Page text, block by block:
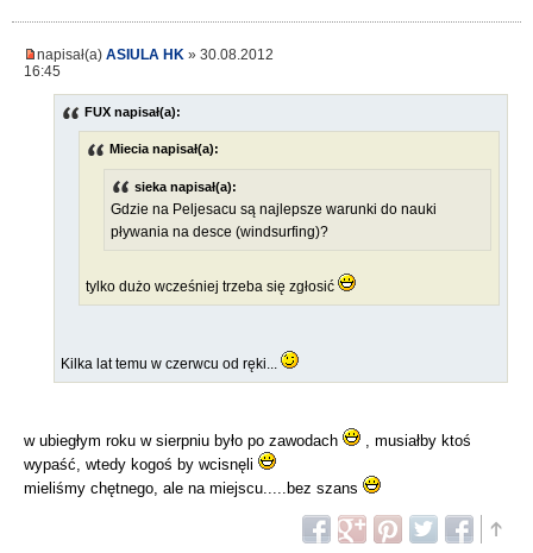
napisał(a) ASIULA HK » 30.08.2012
16:45
FUX napisał(a):
Miecia napisał(a):
sieka napisał(a):
Gdzie na Peljesacu są najlepsze warunki do nauki
pływania na desce (windsurfing)?
tylko dużo wcześniej trzeba się zgłosić
Kilka lat temu w czerwcu od ręki...
w ubiegłym roku w sierpniu było po zawodach
, musiałby ktoś
wypaść, wtedy kogoś by wcisnęli
mieliśmy chętnego, ale na miejscu.....bez szans